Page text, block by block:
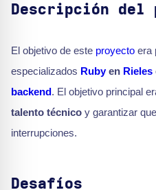
Descripción del
El objetivo de este proyecto era
especializados Rubyen Rieles
backend. El objetivo principal
talento técnico y garantizar
interrupciones.
Desafíos